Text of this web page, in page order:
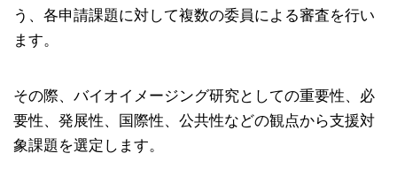
う、各申請課題に対して複数の委員による審査を行い
ます。
その際、バイオイメージング研究としての重要性、必
要性、発展性、国際性、公共性などの観点から⽀援対
象課題を選定します。